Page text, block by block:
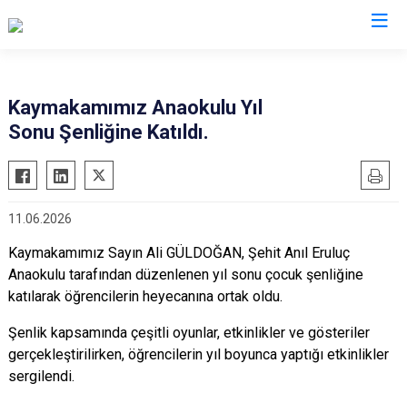
Ahmetli
Akhisar
Demirci
Gölmarmara
Gördes
Köprübaşı
Kula
Soma
Turgutlu
Yunusemre
Kaymakamımız Anaokulu Yıl
Sonu Şenliğine Katıldı.
11.06.2026
Kaymakamımız Sayın Ali GÜLDOĞAN, Şehit Anıl Eruluç
Anaokulu tarafından düzenlenen yıl sonu çocuk şenliğine
katılarak öğrencilerin heyecanına ortak oldu.
Şenlik kapsamında çeşitli oyunlar, etkinlikler ve gösteriler
gerçekleştirilirken, öğrencilerin yıl boyunca yaptığı etkinlikler
sergilendi.